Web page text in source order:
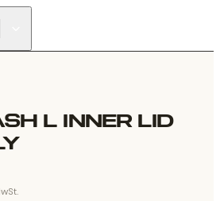
L INNER LID